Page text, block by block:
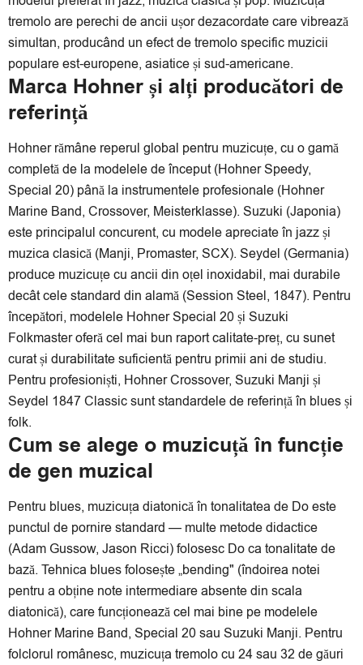
tremolo are perechi de ancii ușor dezacordate care vibrează
simultan, producând un efect de tremolo specific muzicii
populare est-europene, asiatice și sud-americane.
Marca Hohner și alți producători de
referință
Hohner rămâne reperul global pentru muzicuțe, cu o gamă
completă de la modelele de început (Hohner Speedy,
Special 20) până la instrumentele profesionale (Hohner
Marine Band, Crossover, Meisterklasse). Suzuki (Japonia)
este principalul concurent, cu modele apreciate în jazz și
muzica clasică (Manji, Promaster, SCX). Seydel (Germania)
produce muzicuțe cu ancii din oțel inoxidabil, mai durabile
decât cele standard din alamă (Session Steel, 1847). Pentru
începători, modelele Hohner Special 20 și Suzuki
Folkmaster oferă cel mai bun raport calitate-preț, cu sunet
curat și durabilitate suficientă pentru primii ani de studiu.
Pentru profesioniști, Hohner Crossover, Suzuki Manji și
Seydel 1847 Classic sunt standardele de referință în blues și
folk.
Cum se alege o muzicuță în funcție
de gen muzical
Pentru blues, muzicuța diatonică în tonalitatea de Do este
punctul de pornire standard — multe metode didactice
(Adam Gussow, Jason Ricci) folosesc Do ca tonalitate de
bază. Tehnica blues folosește „bending" (îndoirea notei
pentru a obține note intermediare absente din scala
diatonică), care funcționează cel mai bine pe modelele
Hohner Marine Band, Special 20 sau Suzuki Manji. Pentru
folclorul românesc, muzicuța tremolo cu 24 sau 32 de găuri